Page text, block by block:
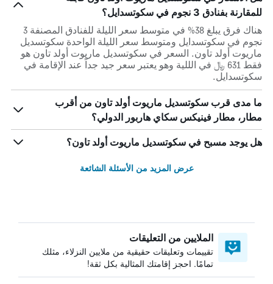
للمقارنة بفنادق 3 نجوم في سكوتسدايل؟
هناك فرق يبلغ 38% في متوسط ​​سعر الليلة للفنادق المصنفة 3
نجوم في سكوتسدايل ومتوسط ​​سعر الليلة الواحدة سكوتسديل
ماريوت أولد تاون. السعر في سكوتسديل ماريوت أولد تاون هو
فقط 631 ﷼ في الللية وهو يعتبر سعر جيد جداً عند الإقامة في
سكوتسدايل.
ما مدى قرب سكوتسديل ماريوت أولد تاون من أقرب
مطار، مطار فينيكس سكاي هاربور الدولي؟
هل يوجد مسبح في سكوتسديل ماريوت أولد تاون؟
عرض المزيد من الأسئلة الشائعة
الملايين من التعليقات
تقييمات وتعليقات حقيقية من ملايين النزلاء، مثلك
تمامًا. احجز إقامتك المثالية بكل ثقة!